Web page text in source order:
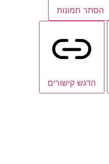
הסתר תמונות
הדגש קישורים